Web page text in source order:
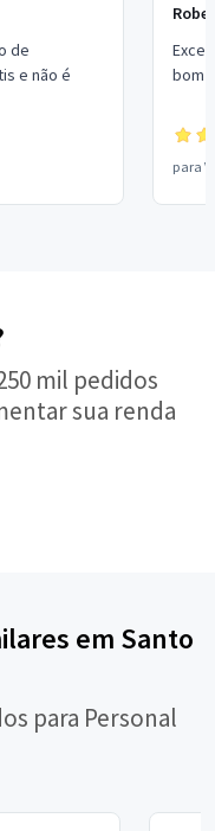
de
e não é
bom
para
mil pedidos
sua renda
em Santo
para Personal